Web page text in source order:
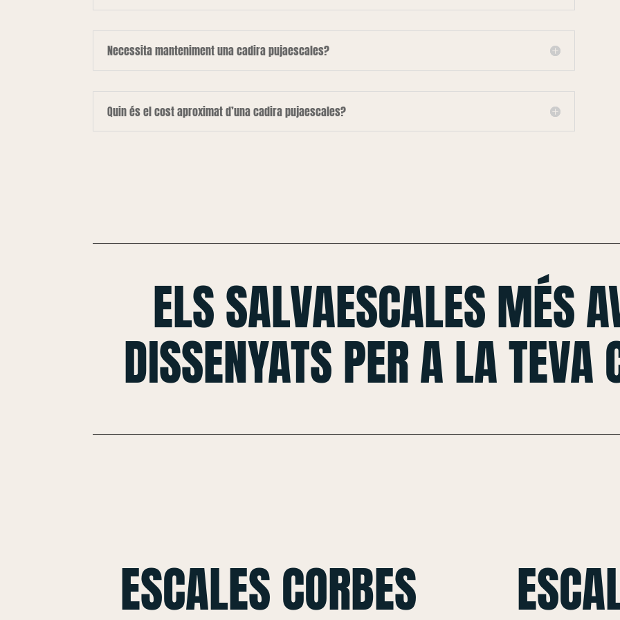
Necessita manteniment una cadira pujaescales?
Quin és el cost aproximat d’una cadira pujaescales?
ELS SALVAESCALES MÉS
DISSENYATS PER A LA TEVA
ESCALES CORBES